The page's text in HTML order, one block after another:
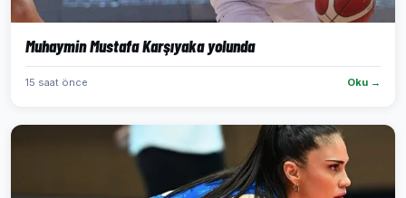
Muhaymin Mustafa Karşıyaka yolunda
15 saat önce Oku →